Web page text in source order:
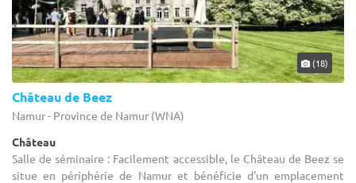
(18)
Château de Beez
Namur - Province de Namur (WNA)
Château
Salle de séminaire : Facilement accessible, le Château de Beez se
situe en périphérie de Namur et bénéficie d'un emplacement